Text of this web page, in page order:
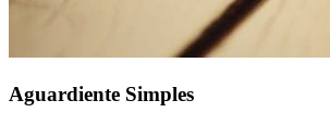
Aguardiente Simples